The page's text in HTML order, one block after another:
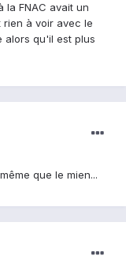
la FNAC avait un
à voir avec le
alors qu'il est plus
que le mien...